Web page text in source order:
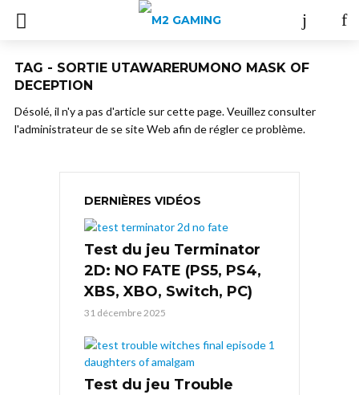
TAG - SORTIE UTAWARERUMONO MASK OF
DECEPTION
Désolé, il n'y a pas d'article sur cette page. Veuillez consulter
l'administrateur de se site Web afin de régler ce problème.
DERNIÈRES VIDÉOS
Test du jeu Terminator
2D: NO FATE (PS5, PS4,
XBS, XBO, Switch, PC)
31 décembre 2025
Test du jeu Trouble